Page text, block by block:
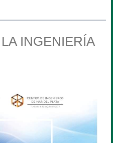
INGENIERÍA